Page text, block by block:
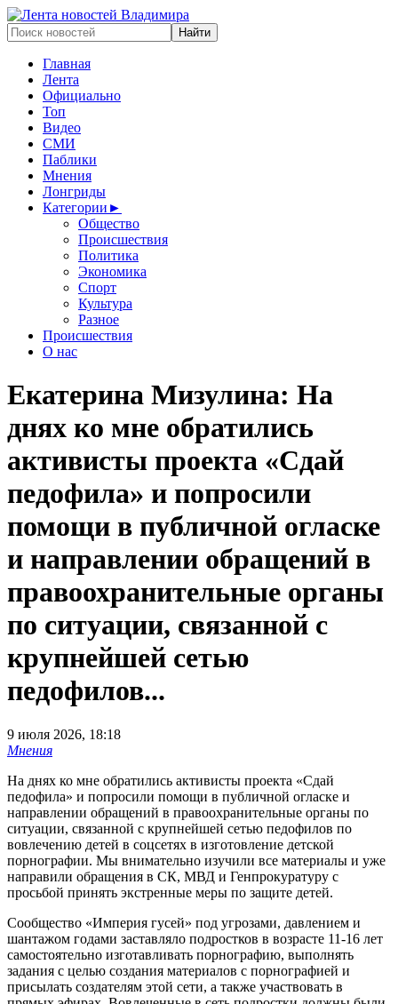
Главная
Лента
Официально
Топ
Видео
СМИ
Паблики
Мнения
Лонгриды
Категории ►
Общество
Происшествия
Политика
Экономика
Спорт
Культура
Разное
Происшествия
О нас
Екатерина Мизулина: На
днях ко мне обратились
активисты проекта «Сдай
педофила» и попросили
помощи в публичной огласке
и направлении обращений в
правоохранительные органы
по ситуации, связанной с
крупнейшей сетью
педофилов...
9 июля 2026, 18:18
Мнения
На днях ко мне обратились активисты проекта «Сдай
педофила» и попросили помощи в публичной огласке и
направлении обращений в правоохранительные органы по
ситуации, связанной с крупнейшей сетью педофилов по
вовлечению детей в соцсетях в изготовление детской
порнографии. Мы внимательно изучили все материалы и уже
направили обращения в СК, МВД и Генпрокуратуру с
просьбой принять экстренные меры по защите детей.
Сообщество «Империя гусей» под угрозами, давлением и
шантажом годами заставляло подростков в возрасте 11-16 лет
самостоятельно изготавливать порнографию, выполнять
задания с целью создания материалов с порнографией и
присылать создателям этой сети, а также участвовать в